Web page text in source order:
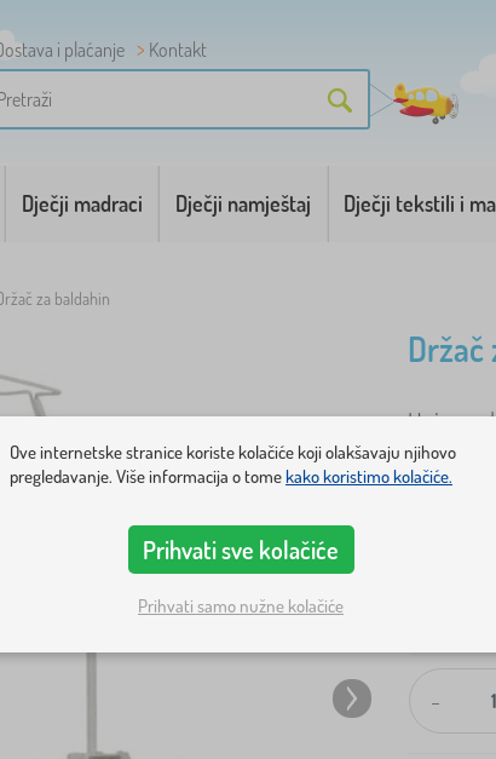
i plaćanje
Kontakt
Dječji madraci Dječji namještaj Dječji tekstili i
za baldahin
Držač
Dostava
-
Ove internetske stranice koriste kolačiće koji olakšavaju njihovo
pregledavanje. Više informacija o tomekako koristimo kolačiće.
Prihvati sve kolačiće
Prihvati samo nužne kolačiće